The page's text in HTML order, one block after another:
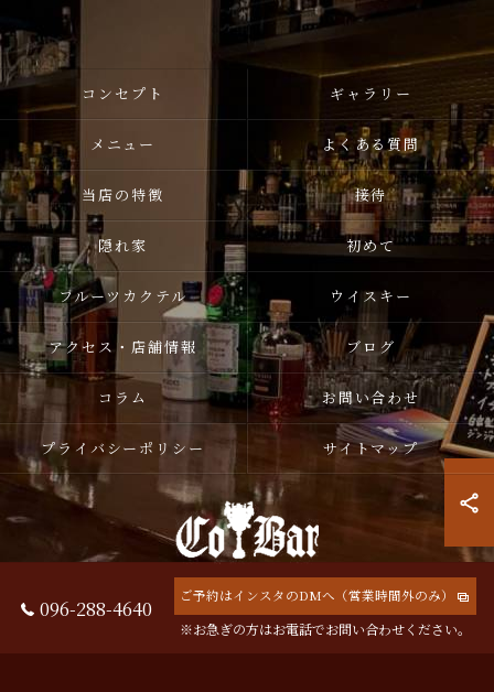
096-288-4640 ご予約はインスタのDMへ（営業時間外のみ）
※お急ぎの方はお電話でお問い合わせください。
コンセプト ギャラリー
メニュー よくある質問
当店の特徴 接待
隠れ家 初めて
フルーツカクテル ウイスキー
アクセス・店舗情報 ブログ
コラム お問い合わせ
プライバシーポリシー サイトマップ
© 2026 熊本県熊本市中央区のバーならCoBar ALL RIGHTS RESERVED.